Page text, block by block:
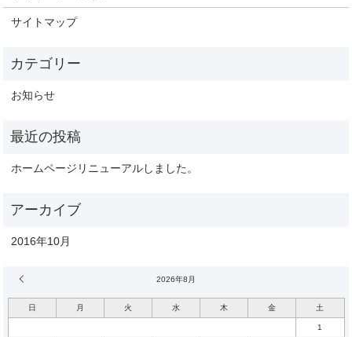
サイトマップ
お知らせ
ホームページリニューアルしました。
2016年10月
2026年8月
日 月 火 水 木 金 土
1